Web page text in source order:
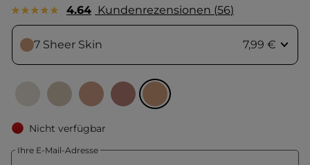
4.64 Kundenrezensionen 56
7 Sheer Skin 7,99 €
Nicht verfügbar
Ihre E-Mail-Adresse